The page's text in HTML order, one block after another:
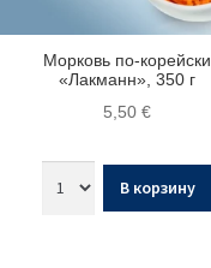
Морковь по-корейски
«Лакманн», 350 г
5,50 €
В корзину